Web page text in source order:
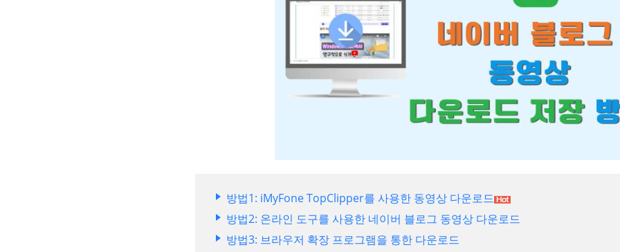
방법1: iMyFone TopClipper를 사용한 동영상 다운로드
방법2: 온라인 도구를 사용한 네이버 블로그 동영상 다운로드
방법3: 브라우저 확장 프로그램을 통한 다운로드